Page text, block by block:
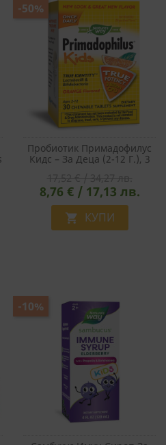
Пробиотик Примадофилус
Кидс – За Деца (2-12 Г.), 3
Таблетки С Вкус На
Портокал
8,76 € / 17,13 лв.
 КУПИ
-50%
-10%